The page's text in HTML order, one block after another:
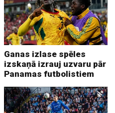
Ganas izlase spēles
izskaņā izrauj uzvaru pār
Panamas futbolistiem